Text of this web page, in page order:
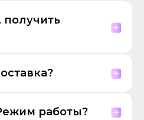
получить
работы?